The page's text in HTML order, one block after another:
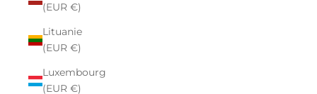
(EUR €)
Lituanie
(EUR €)
Luxembourg
(EUR €)